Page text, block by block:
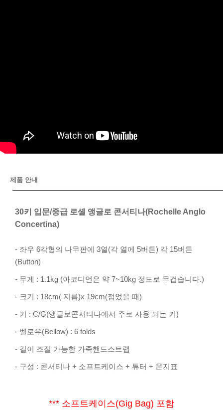
제품 안내
30키 입문/중급 로셸 앵글로 콘서티나(Rochelle Anglo
Concertina)
- 좌우 6각형의 나무판에 3열(각 열에 5버튼) 각 15버튼
(Button)
- 무게 : 1.1kg (아코디언은 약 7~10kg 정도로 무겁습니다.)
- 크기 : 18cm( 지름)x 19cm(접었을 때)
- 키 : C/G(앵글로콘서티나에서 주로 사용 되는 키)
- 벨로우(Bellow) : 6 folds
- 길이 조절 가능한 가죽핸드스트랩
- 구성 : 콘서티나 + 소프트케이스 + 튜터 + 운지표
*** 소프트케이스(Gig Bag) 포함